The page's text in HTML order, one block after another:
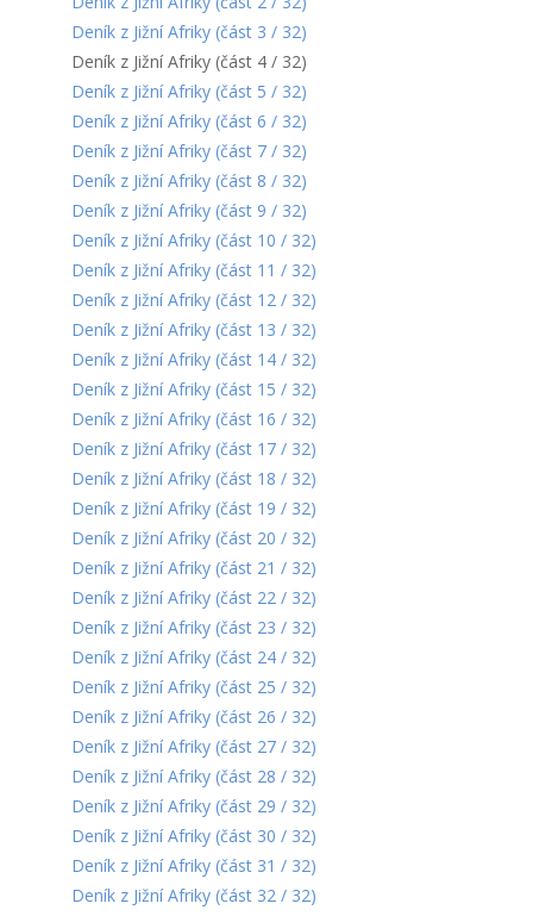
Deník z Jižní Afriky (část 3 / 32)
Deník z Jižní Afriky (část 4 / 32)
Deník z Jižní Afriky (část 5 / 32)
Deník z Jižní Afriky (část 6 / 32)
Deník z Jižní Afriky (část 7 / 32)
Deník z Jižní Afriky (část 8 / 32)
Deník z Jižní Afriky (část 9 / 32)
Deník z Jižní Afriky (část 10 / 32)
Deník z Jižní Afriky (část 11 / 32)
Deník z Jižní Afriky (část 12 / 32)
Deník z Jižní Afriky (část 13 / 32)
Deník z Jižní Afriky (část 14 / 32)
Deník z Jižní Afriky (část 15 / 32)
Deník z Jižní Afriky (část 16 / 32)
Deník z Jižní Afriky (část 17 / 32)
Deník z Jižní Afriky (část 18 / 32)
Deník z Jižní Afriky (část 19 / 32)
Deník z Jižní Afriky (část 20 / 32)
Deník z Jižní Afriky (část 21 / 32)
Deník z Jižní Afriky (část 22 / 32)
Deník z Jižní Afriky (část 23 / 32)
Deník z Jižní Afriky (část 24 / 32)
Deník z Jižní Afriky (část 25 / 32)
Deník z Jižní Afriky (část 26 / 32)
Deník z Jižní Afriky (část 27 / 32)
Deník z Jižní Afriky (část 28 / 32)
Deník z Jižní Afriky (část 29 / 32)
Deník z Jižní Afriky (část 30 / 32)
Deník z Jižní Afriky (část 31 / 32)
Deník z Jižní Afriky (část 32 / 32)